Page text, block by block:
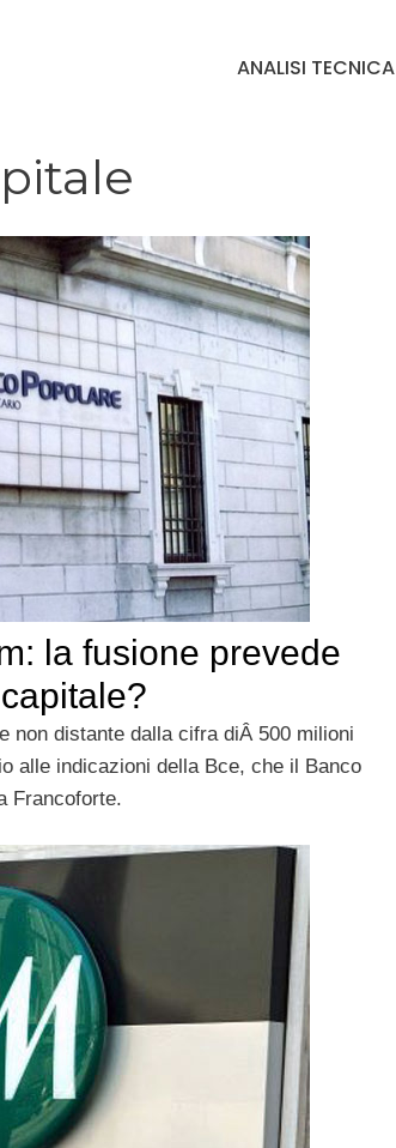
ANALISI TECNICA
la fusione prevede
non distante dalla cifra diÂ 500 milioni
alle indicazioni della Bce, che il Banco
Francoforte.